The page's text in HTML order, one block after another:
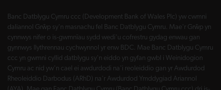
Banc Datblygu Cymru ccc (Development Bank of Wales Plc) yw cwmni
daliannol Grŵp sy'n masnachu fel Banc Datblygu Cymru. Mae'r Grŵp yn
cynnwys nifer o is-gwmnïau sydd wedi'u cofrestru gydag enwau gan
gynnwys llythrennau cychwynnol yr enw BDC. Mae Banc Datblygu Cymru
ccc yn gwmni cyllid datblygu sy'n eiddo yn gyfan gwbl i Weinidogion
Cymru ac nid yw'n cael ei awdurdodi na'i reoleiddio gan yr Awdurdod
Rheoleiddio Darbodus (ARhD) na'r Awdurdod Ymddygiad Ariannol